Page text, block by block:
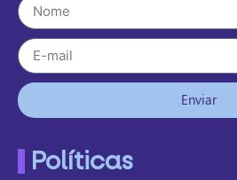
Enviar
Políticas